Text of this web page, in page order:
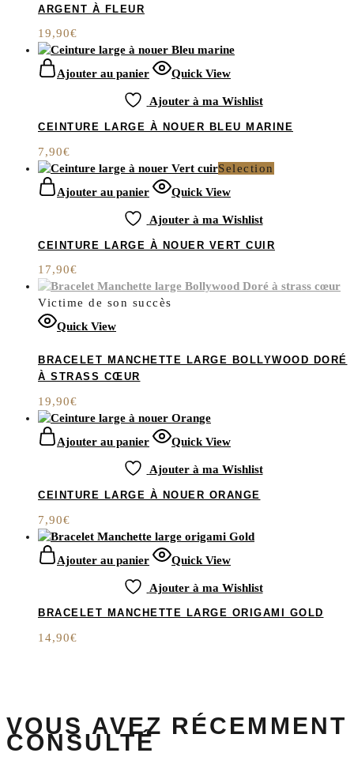
ARGENT À FLEUR
19,90€
Ajouter au panier Quick View
Ajouter à ma Wishlist
CEINTURE LARGE À NOUER BLEU MARINE
7,90€
Selection
Ajouter au panier
Quick View
Ajouter à ma Wishlist
CEINTURE LARGE À NOUER VERT CUIR
17,90€
Victime de son succès
Quick View
BRACELET MANCHETTE LARGE BOLLYWOOD DORÉ
À STRASS CŒUR
19,90€
Ajouter au panier Quick View
Ajouter à ma Wishlist
CEINTURE LARGE À NOUER ORANGE
7,90€
Ajouter au panier Quick View
Ajouter à ma Wishlist
BRACELET MANCHETTE LARGE ORIGAMI GOLD
14,90€
VOUS AVEZ RÉCEMMENT
CONSULTÉ